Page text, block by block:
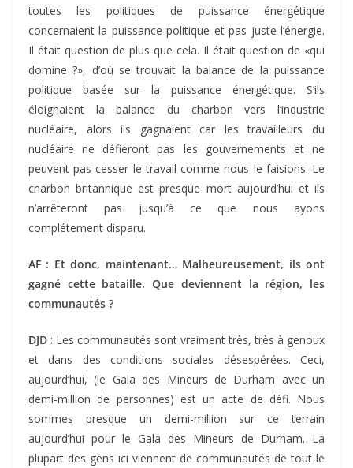
toutes les politiques de puissance énergétique
concernaient la puissance politique et pas juste l’énergie.
Il était question de plus que cela. Il était question de «qui
domine ?», d’où se trouvait la balance de la puissance
politique basée sur la puissance énergétique. S’ils
éloignaient la balance du charbon vers l’industrie
nucléaire, alors ils gagnaient car les travailleurs du
nucléaire ne défieront pas les gouvernements et ne
peuvent pas cesser le travail comme nous le faisions. Le
charbon britannique est presque mort aujourd’hui et ils
n’arrêteront pas jusqu’à ce que nous ayons
complétement disparu.
AF : Et donc, maintenant… Malheureusement, ils ont
gagné cette bataille. Que deviennent la région, les
communautés ?
DJD : Les communautés sont vraiment très, très à genoux
et dans des conditions sociales désespérées. Ceci,
aujourd’hui, (le Gala des Mineurs de Durham avec un
demi-million de personnes) est un acte de défi. Nous
sommes presque un demi-million sur ce terrain
aujourd’hui pour le Gala des Mineurs de Durham. La
plupart des gens ici viennent de communautés de tout le